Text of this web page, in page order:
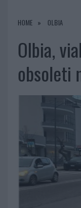
7 AGOSTO 2026
7 AGOSTO 2026
HOME OLBIA
Olbia,
obsoleti